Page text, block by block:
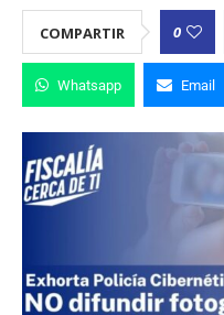
COMPARTIR 0
Whatsapp Email